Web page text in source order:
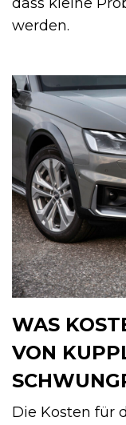
werden.
WAS
VON
Die Kosten für